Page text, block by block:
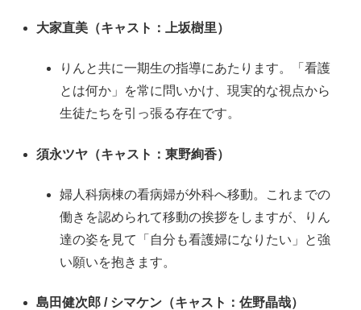
大家直美（キャスト：上坂樹里）
りんと共に一期生の指導にあたります。「看護
とは何か」を常に問いかけ、現実的な視点から
生徒たちを引っ張る存在です。
須永ツヤ（キャスト：東野絢香）
婦人科病棟の看病婦が外科へ移動。これまでの
働きを認められて移動の挨拶をしますが、りん
達の姿を見て「自分も看護婦になりたい」と強
い願いを抱きます。
島田健次郎 / シマケン（キャスト：佐野晶哉）